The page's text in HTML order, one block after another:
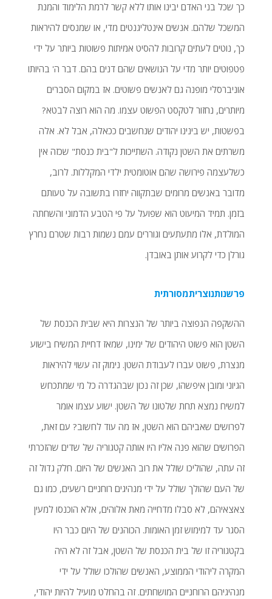
כך שכל בני האדם יבינו אותו ללא קשר לרמת הלימוד והמנת
המשכל שלהם. אנשים אינטליגנטים מדי, או שמנסים להיראות
כך, נוטים לעתים קרובות להסיט אמיתות פשוטות ביותר על ידי
פטפוטים יותר מדי על הנושאים שהם דנים בהם. דבר ה' בהיותו
אוניברסלי מופנה גם לאנשים פשוטים. אז במקום הסברים
מיותרים, נחזור לטקסט הפשוט עצמו. מה הוא רוצה לבטא?
בפשטות, יש בינינו יהודים שנחשבים ככאלה, אבל לא. אלה
משרתים את השטן נקודה. השתייכות ל"בית כנסת" שכזה אין
כשלעצמה פירושה שהם אוטומטית ילדי המקללות. לרוב,
מדובר באנשים מרומים שבתקווה יחזרו בתשובה על טעותם
בזמן. תמיד המיעוט הוא שפועל על פי הטבע הדמוני והשחתה
המולדת, אלו מתעתעים וגוררים עמם נשמות רבות שטרם נחרץ
גורלן כדי לקרוע אותן באובדן.
פרשנותנוצריתמסורתית
ההשקפה הנפוצה ביותר של הנצרות היא שבית הכנסת של
השטן הוא פשוט היהודים של ימינו, שמאז דחיית המשיח בישוע
מנצרת, פשוט עברו לעבודת השטן. נימוק זה עשוי להיראות
הגיוני ומובן איפשהו, שכן זה נכון שבהגדרה כל מי שמתכחש
למשיח נמצא תחת שלטונו של השטן. ישוע עצמו אומר
לפרושים שאביהם הוא השטן, אז מה עוד לחשוב? עם זאת,
הפרושים שהוא פנה אליו היו אותה קטגוריה של שדים שהזכרתי
זה עתה, שהוליכו שולל את רוב האנשים של היום. חלק גדול זה
של העם שהולך שולל על ידי מנהיגים רוחניים רשעים, כמו גם
צאצאיהם, לא סבלו מדחייה מאת אלוהים, אלא הוכנסו למעין
הסגר עד למימוש זמן האומות. הכוהנים של היום כבר היו
בקטגוריה זו של בית הכנסת של השטן, אבל זה לא היה
המקרה ליהודי הממוצע, האנשים שהולכו שולל על ידי
מנהיגיהם הרוחניים המושחתים. זה בהחלט מועיל להיות יהודי,